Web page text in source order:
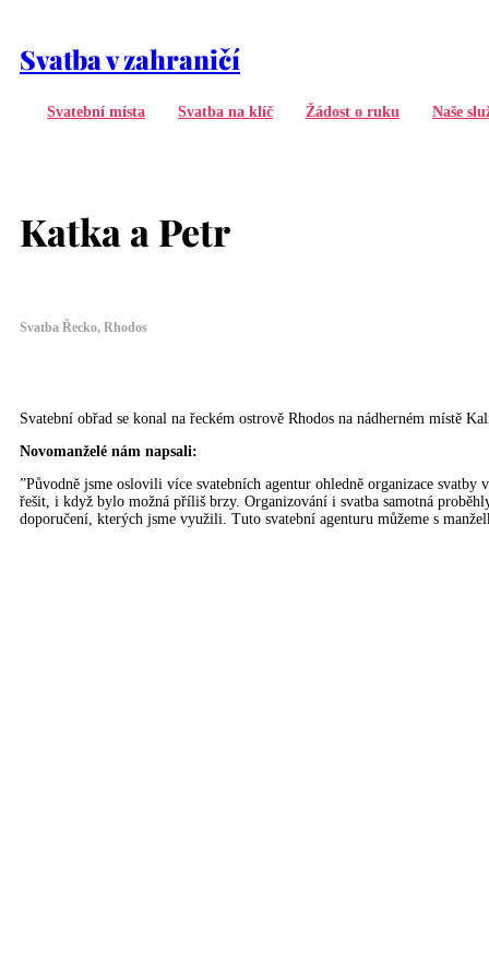
Svatba v zahraničí
Svatební místa Svatba na klíč Žádost o ruku Naše
Katka a Petr
Svatba Řecko, Rhodos
Svatební obřad se konal na řeckém ostrově Rhodos na nádherném místě
Novomanželé nám napsali:
”Původně jsme oslovili více svatebních agentur ohledně organizace
řešit, i když bylo možná příliš brzy. Organizování i svatba samotná
doporučení, kterých jsme využili. Tuto svatební agenturu můžeme s